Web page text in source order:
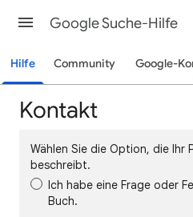
Google Suche-Hilfe
Hilfe Community Google-
Kontakt
Wählen Sie die Option, die Ihr
beschreibt.
Ich habe eine Frage oder
Buch.